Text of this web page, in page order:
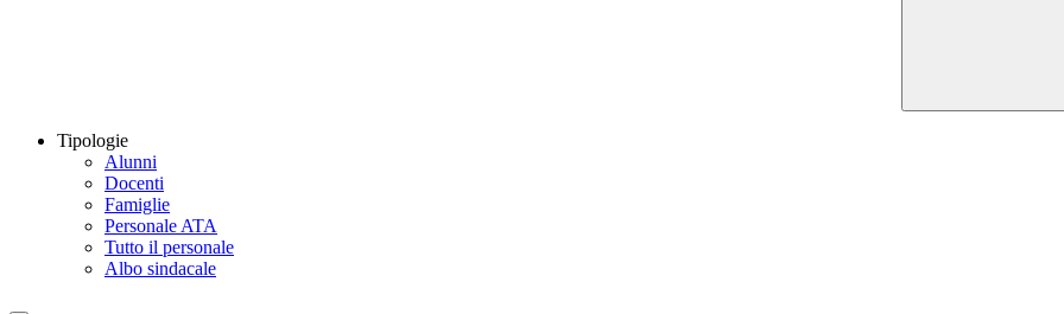
Tipologie
Alunni
Docenti
Famiglie
Personale ATA
Tutto il personale
Albo sindacale